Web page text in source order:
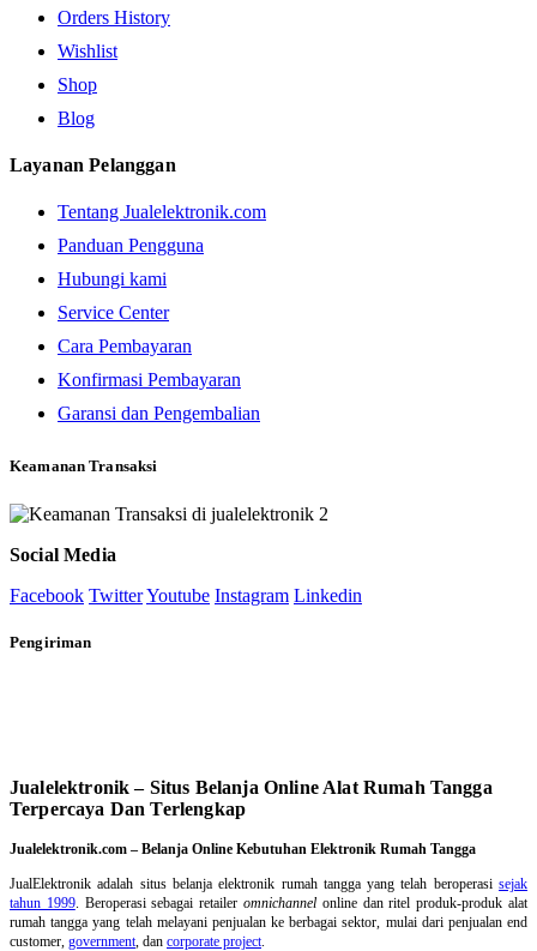
Orders History
Wishlist
Shop
Blog
Layanan Pelanggan
Tentang Jualelektronik.com
Panduan Pengguna
Hubungi kami
Service Center
Cara Pembayaran
Konfirmasi Pembayaran
Garansi dan Pengembalian
Keamanan Transaksi
Social Media
Facebook TwitterYoutube Instagram Linkedin
Pengiriman
Jualelektronik – Situs Belanja Online Alat Rumah Tangga
Terpercaya Dan Terlengkap
Jualelektronik.com – Belanja Online Kebutuhan Elektronik Rumah Tangga
JualElektronik adalah situs belanja elektronik rumah tanggayang telah beroperasisejak
tahun 1999. Beroperasi sebagai retaileromnichannel online dan ritel produk-produk alat
rumah tangga yang telah melayani penjualan ke berbagai sektor, mulai dari penjualan end
customer, government, dan corporate project.